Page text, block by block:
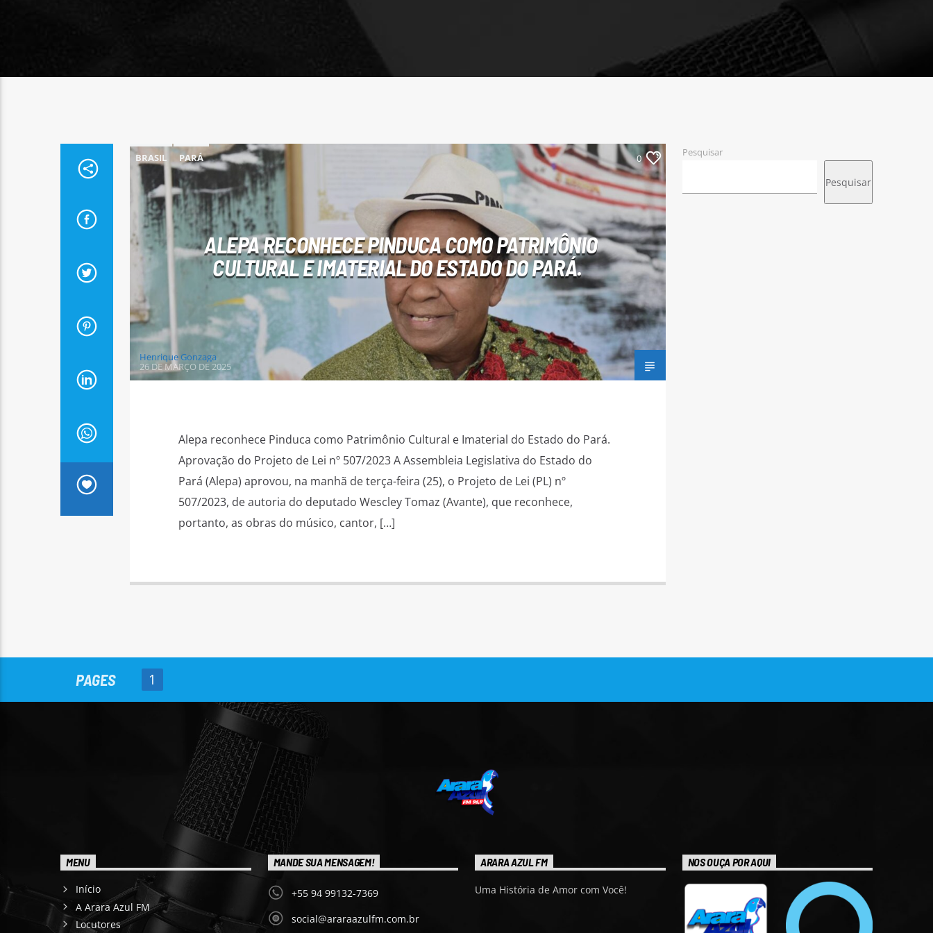
BRASIL PARÁ 0
ALEPA RECONHECE PINDUCA COMO PATRIMÔNIO
CULTURAL E IMATERIAL DO ESTADO DO PARÁ.
Henrique Gonzaga
26 DE MARÇO DE 2025
Alepa reconhece Pinduca como Patrimônio Cultural e Imaterial do Estado do Pará.
Aprovação do Projeto de Lei nº 507/2023 A Assembleia Legislativa do Estado do
Pará (Alepa) aprovou, na manhã de terça-feira (25), o Projeto de Lei (PL) nº
507/2023, de autoria do deputado Wescley Tomaz (Avante), que reconhece,
portanto, as obras do músico, cantor, […]
Pesquisar
Pesquisar
PAGES 1
MENU
Início
A Arara Azul FM
Locutores
MANDE SUA MENSAGEM!
+55 94 99132-7369
social@araraazulfm.com.br
ARARA AZUL FM
Uma História de Amor com Você!
NOS OUÇA POR AQUI